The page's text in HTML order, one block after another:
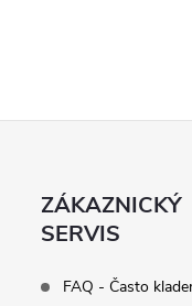
ZÁKAZNICKÝ
SERVIS
FAQ - Často